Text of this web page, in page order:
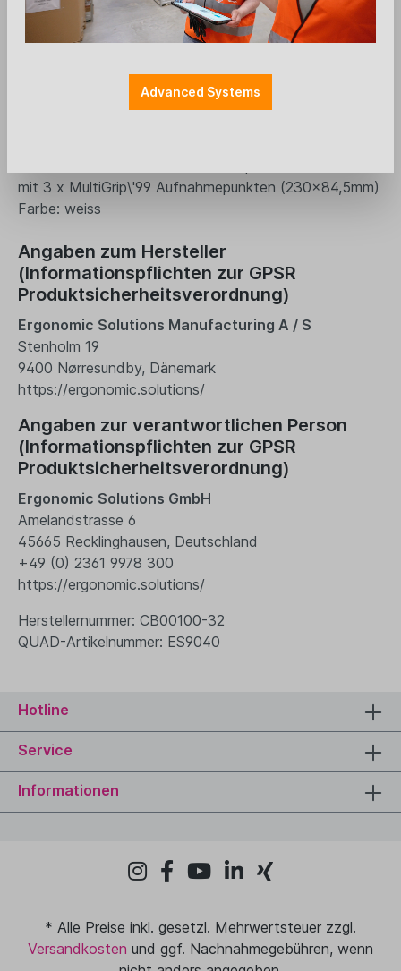
SpacePole - Kombinierte Platte für
MultiGrip - weiss
mit 3 x MultiGrip\'99 Aufnahmepunkten (230x84,5mm)
Farbe: weiss
Angaben zum Hersteller
(Informationspflichten zur GPSR
Produktsicherheitsverordnung)
Ergonomic Solutions Manufacturing A / S
Stenholm 19
9400 Nørresundby, Dänemark
https://ergonomic.solutions/
Angaben zur verantwortlichen Person
(Informationspflichten zur GPSR
Produktsicherheitsverordnung)
Ergonomic Solutions GmbH
Amelandstrasse 6
45665 Recklinghausen, Deutschland
+49 (0) 2361 9978 300
https://ergonomic.solutions/
Herstellernummer: CB00100-32
QUAD-Artikelnummer: ES9040
Hotline
Service
Informationen
* Alle Preise inkl. gesetzl. Mehrwertsteuer zzgl.
Versandkosten und ggf. Nachnahmegebühren, wenn
Advanced Systems